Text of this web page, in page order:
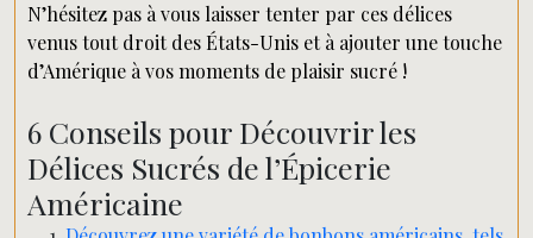
N’hésitez pas à vous laisser tenter par ces délices
venus tout droit des États-Unis et à ajouter une touche
d’Amérique à vos moments de plaisir sucré !
6 Conseils pour Découvrir les
Délices Sucrés de l’Épicerie
Américaine